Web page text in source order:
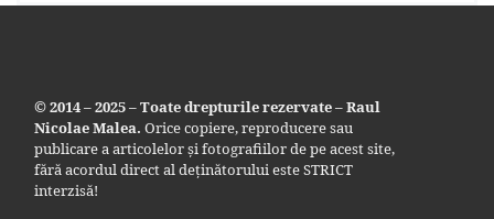
© 2014 – 2025 – Toate drepturile rezervate – Raul
Nicolae Malea. Orice copiere, reproducere sau
publicare a articolelor și fotografiilor de pe acest site,
fără acordul direct al deținătorului este STRICT
interzisă!